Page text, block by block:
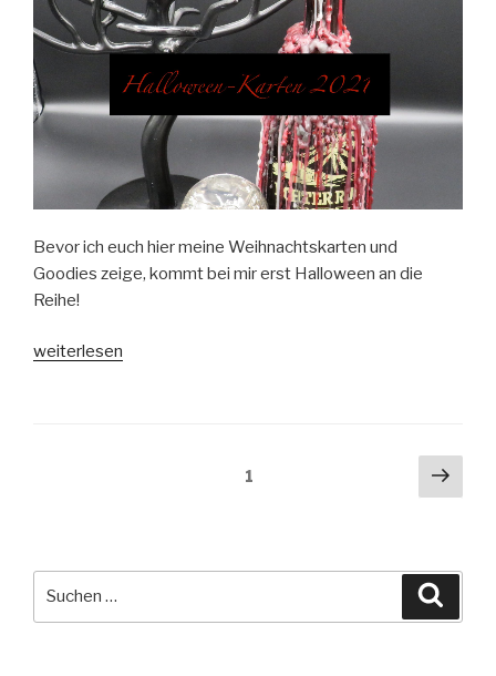
Bevor ich euch hier meine Weihnachtskarten und
Goodies zeige, kommt bei mir erst Halloween an die
Reihe!
„Halloween-
weiterlesen
1